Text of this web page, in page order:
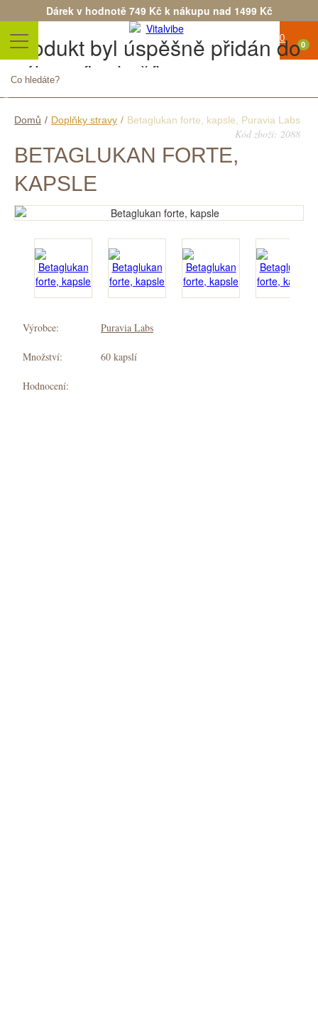
Dárek v hodnotě 749 Kč k nákupu nad 1499 Kč
0
Produkt byl úspěšně přidán do
nákupního košíku
Pokračovat v nákupuObjednat
Domů / Doplňky stravy / Betaglukan forte, kapsle, Puravia Labs
Kód zboží: 2088
BETAGLUKAN FORTE,
KAPSLE
Výrobce: Puravia Labs
Množství: 60 kapslí
Hodnocení: